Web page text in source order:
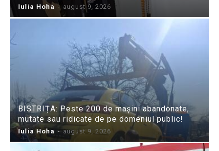
Iulia Hoha - august 9, 2026
BISTRIȚA: Peste 200 de mașini abandonate,
mutate sau ridicate de pe domeniul public!
Iulia Hoha - august 9, 2026